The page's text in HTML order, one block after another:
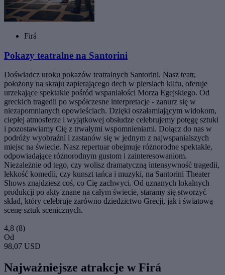
Firá
Pokazy teatralne na Santorini
Doświadcz uroku pokazów teatralnych Santorini. Nasz teatr,
położony na skraju zapierającego dech w piersiach klifu, oferuje
urzekające spektakle pośród wspaniałości Morza Egejskiego. Od
greckich tragedii po współczesne interpretacje - zanurz się w
niezapomnianych opowieściach. Dzięki oszałamiającym widokom,
ciepłej atmosferze i wyjątkowej obsłudze celebrujemy potęgę sztuki
i pozostawiamy Cię z trwałymi wspomnieniami. Dołącz do nas w
podróży wyobraźni i zastanów się w jednym z najwspanialszych
miejsc na świecie. Nasz repertuar obejmuje różnorodne spektakle,
odpowiadające różnorodnym gustom i zainteresowaniom.
Niezależnie od tego, czy wolisz dramatyczną intensywność tragedii,
lekkość komedii, czy kunszt tańca i muzyki, na Santorini Theater
Shows znajdziesz coś, co Cię zachwyci. Od uznanych lokalnych
produkcji po akty znane na całym świecie, staramy się stworzyć
skład, który celebruje zarówno dziedzictwo Grecji, jak i światową
scenę sztuk scenicznych.
4,8 (8)
Od
98,07 USD
Najważniejsze atrakcje w Firá